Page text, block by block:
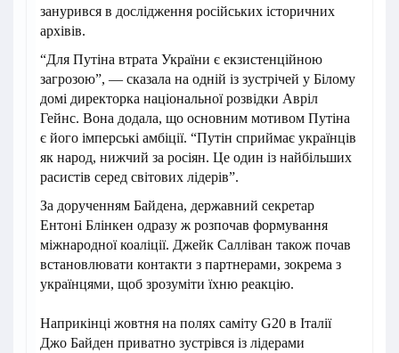
занурився в дослідження російських історичних
архівів.
“Для Путіна втрата України є екзистенційною
загрозою”, — сказала на одній із зустрічей у Білому
домі директорка національної розвідки Авріл
Гейнс. Вона додала, що основним мотивом Путіна
є його імперські амбіції. “Путін сприймає українців
як народ, нижчий за росіян. Це один із найбільших
расистів серед світових лідерів”.
За дорученням Байдена, державний секретар
Ентоні Блінкен одразу ж розпочав формування
міжнародної коаліції. Джейк Салліван також почав
встановлювати контакти з партнерами, зокрема з
українцями, щоб зрозуміти їхню реакцію.
Наприкінці жовтня на полях саміту G20 в Італії
Джо Байден приватно зустрівся із лідерами